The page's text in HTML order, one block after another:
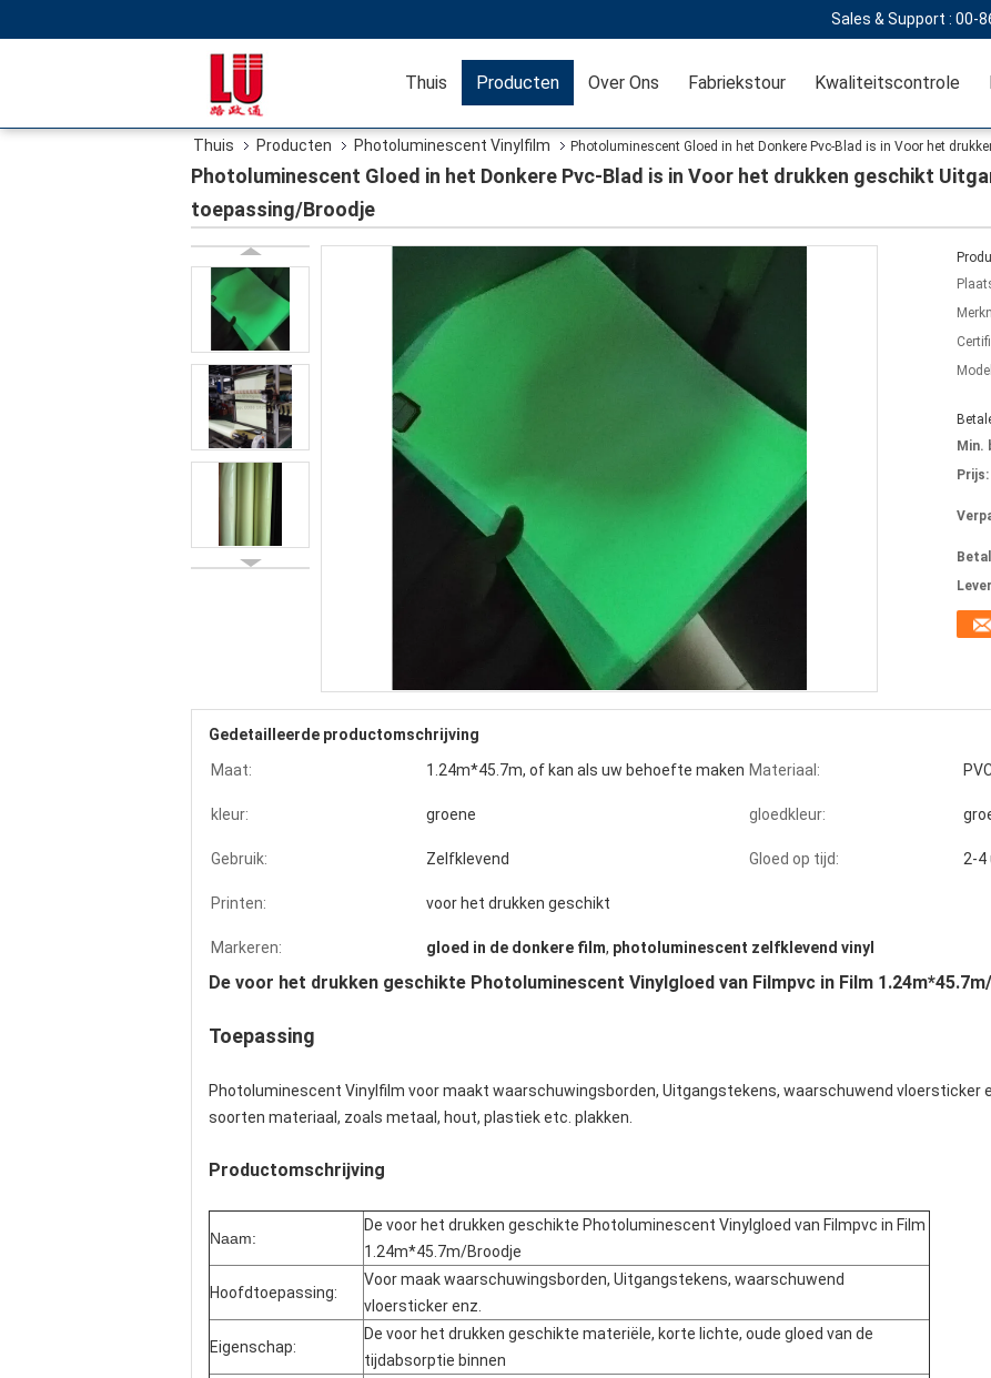
Sales & Support : 00-
Thuis Producten Over Ons Fabriekstour Kwaliteitscontrole
Thuis Producten Photoluminescent Vinylfilm
Photoluminescent Gloed in het Donkere Pvc-Blad is in Voor het
toepassing/Broodje
Photoluminescent Gloed in het Donkere Pvc-Blad is in Voor het drukken geschikt
toepassing/Broodje
Min.
Prijs:
Gedetailleerde productomschrijving
Maat:
1.24m*45.7m, of kan als uw behoefte maken Materiaal:
kleur: groene gloedkleur:
Gebruik: Zelfklevend Gloed op tijd: 2-4
Printen: voor het drukken geschikt
Markeren: gloed in de donkere film, photoluminescent zelfklevend vinyl
De voor het drukken geschikte Photoluminescent Vinylgloed van Filmpvc in Film
Toepassing
Photoluminescent Vinylfilm voor maakt waarschuwingsborden, Uitgangstekens, waarschuwend vloersticker
soorten materiaal, zoals metaal, hout, plastiek etc. plakken.
Productomschrijving
Naam:
De voor het drukken geschikte Photoluminescent Vinylgloed van Filmpvc in Film
1.24m*45.7m/Broodje
Hoofdtoepassing:
Voor maak waarschuwingsborden, Uitgangstekens, waarschuwend
vloersticker enz.
Eigenschap:
De voor het drukken geschikte materiële, korte lichte, oude gloed van de
tijdabsorptie binnen